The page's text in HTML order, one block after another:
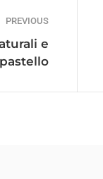
PREVIOUS
e